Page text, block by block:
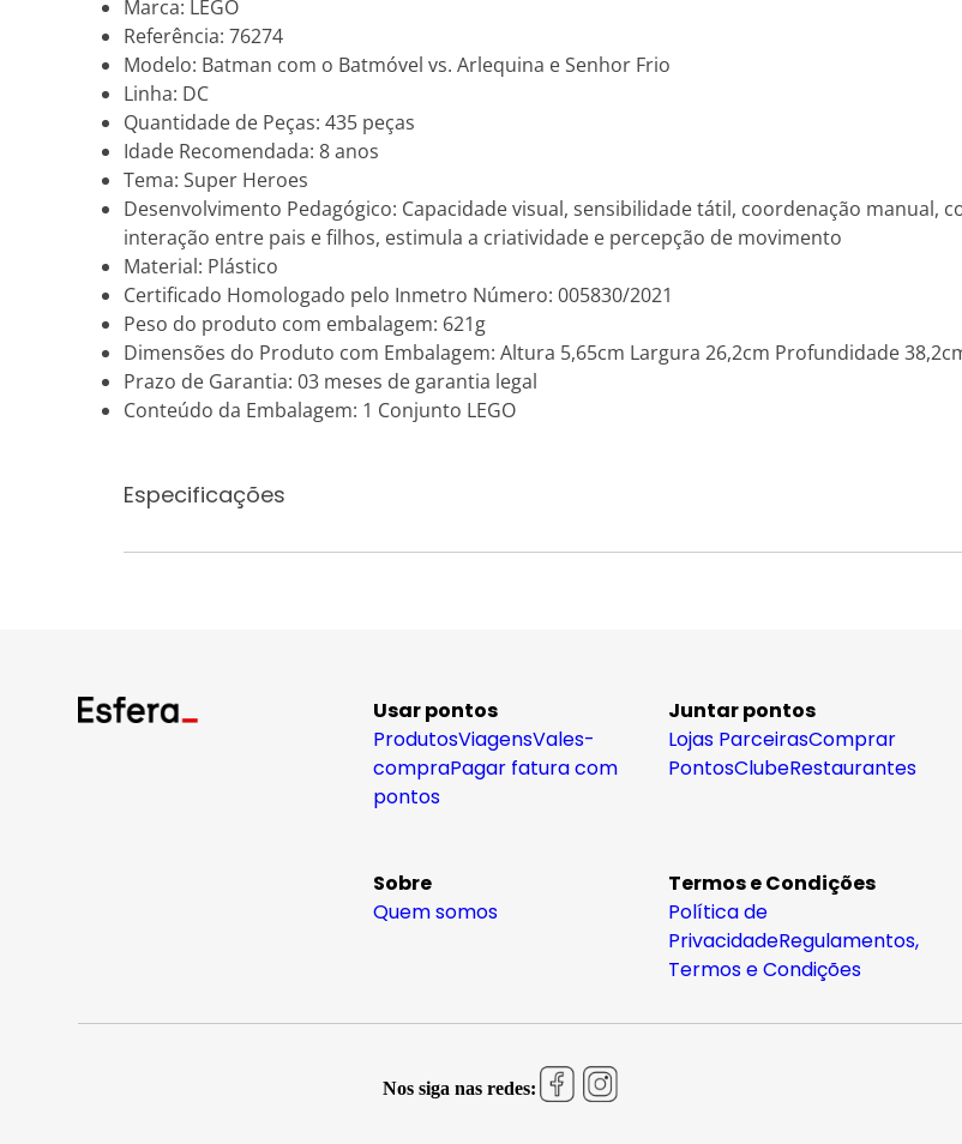
Marca: LEGO
Referência: 76274
Modelo: Batman com o Batmóvel vs. Arlequina e Senhor Frio
Linha: DC
Quantidade de Peças: 435 peças
Idade Recomendada: 8 anos
Tema: Super Heroes
Desenvolvimento Pedagógico: Capacidade visual, sensibilidade tátil, coordenação manual,
interação entre pais e filhos, estimula a criatividade e percepção de movimento
Material: Plástico
Certificado Homologado pelo Inmetro Número: 005830/2021
Peso do produto com embalagem: 621g
Dimensões do Produto com Embalagem: Altura 5,65cm Largura 26,2cm Profundidade
Prazo de Garantia: 03 meses de garantia legal
Conteúdo da Embalagem: 1 Conjunto LEGO
Especificações
Usar pontos
ProdutosViagensVales-
compraPagar fatura com
pontos
Juntar pontos
Lojas ParceirasComprar
PontosClubeRestaurantes
Sobre
Quem somos
Termos e Condições
Política de
PrivacidadeRegulamentos,
Termos e Condições
Nos siga nas redes: